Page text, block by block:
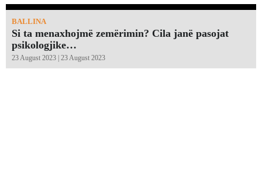
BALLINA
Si ta menaxhojmë zemërimin? Cila janë pasojat
psikologjike…
23 August 2023 | 23 August 2023